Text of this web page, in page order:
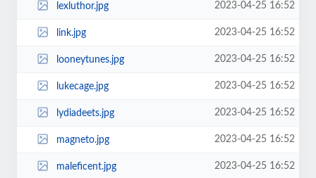
lexluthor.jpg 2023-04-25 16:52
link.jpg 2023-04-25 16:52
looneytunes.jpg 2023-04-25 16:52
lukecage.jpg 2023-04-25 16:52
lydiadeets.jpg 2023-04-25 16:52
magneto.jpg 2023-04-25 16:52
maleficent.jpg 2023-04-25 16:52